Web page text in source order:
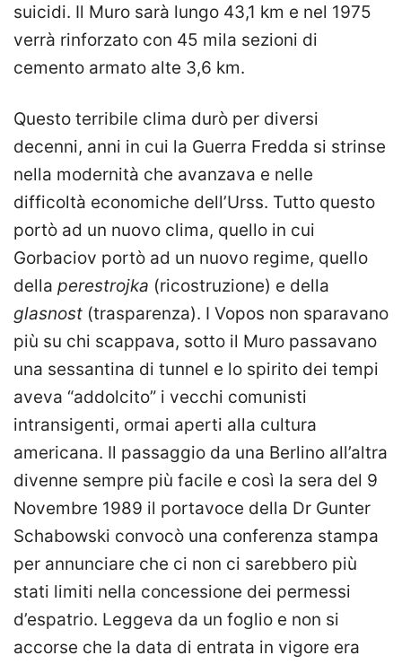
suicidi. Il Muro sarà lungo 43,1 km e nel 1975
verrà rinforzato con 45 mila sezioni di
cemento armato alte 3,6 km.
Questo terribile clima durò per diversi
decenni, anni in cui la Guerra Fredda si strinse
nella modernità che avanzava e nelle
difficoltà economiche dell’Urss. Tutto questo
portò ad un nuovo clima, quello in cui
Gorbaciov portò ad un nuovo regime, quello
della perestrojka (ricostruzione) e della
glasnost (trasparenza). I Vopos non sparavano
più su chi scappava, sotto il Muro passavano
una sessantina di tunnel e lo spirito dei tempi
aveva “addolcito” i vecchi comunisti
intransigenti, ormai aperti alla cultura
americana. Il passaggio da una Berlino all’altra
divenne sempre più facile e così la sera del 9
Novembre 1989 il portavoce della Dr Gunter
Schabowski convocò una conferenza stampa
per annunciare che ci non ci sarebbero più
stati limiti nella concessione dei permessi
d’espatrio. Leggeva da un foglio e non si
accorse che la data di entrata in vigore era